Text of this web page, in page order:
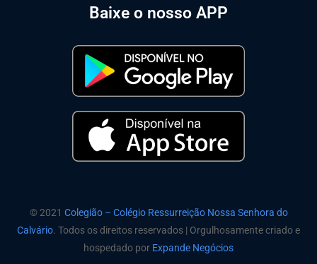
Baixe o nosso APP
© 2021 Colegião – Colégio Ressurreição Nossa Senhora do
Calvário. Todos os direitos reservados | Orgulhosamente criado e
hospedado por Expande Negócios